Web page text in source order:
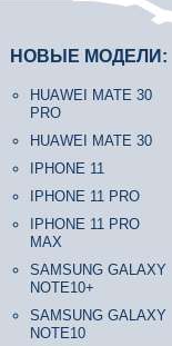
НОВЫЕ МОДЕЛИ:
HUAWEI MATE 30
PRO
HUAWEI MATE 30
IPHONE 11
IPHONE 11 PRO
IPHONE 11 PRO
MAX
SAMSUNG GALAXY
NOTE10+
SAMSUNG GALAXY
NOTE10